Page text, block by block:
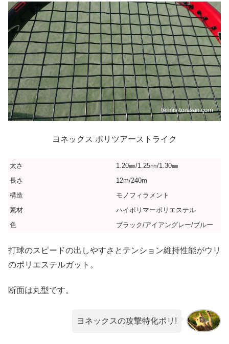
ヨネックス ポリツアーストライク
太さ
1.20㎜/1.25㎜/1.30㎜
長さ
12m/240m
構造
モノフィラメント
素材
ハイポリマーポリエステル
色
ブラック/アイアングレー/ブルー
打球のスピードの出しやすさとテンション維持性能がウリ
のポリエステルガット。
断面は丸型です。
ヨネックスの攻撃特化ポリ!